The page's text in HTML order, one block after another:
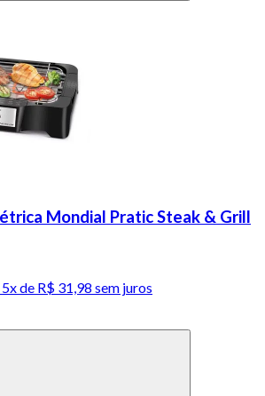
Mondial Pratic Steak & Grill
5x de R$ 31,98 sem juros